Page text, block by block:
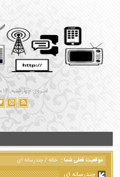
امـروز : چهارشنبه, ۱۴ مرداد , ۱۴۰۵
موقعیت فعلی شما : خانه/چندرسانه ای
چندرسانه ای